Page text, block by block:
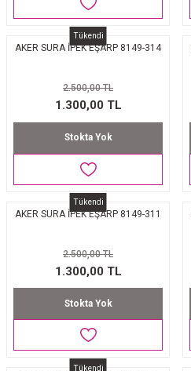
Tükendi
AKER SURA İPEK EŞARP 8149-314
2.500,00 TL
1.300,00 TL
Stokta Yok
Tükendi
AKER SURA İPEK EŞARP 8149-311
2.500,00 TL
1.300,00 TL
Stokta Yok
Tükendi